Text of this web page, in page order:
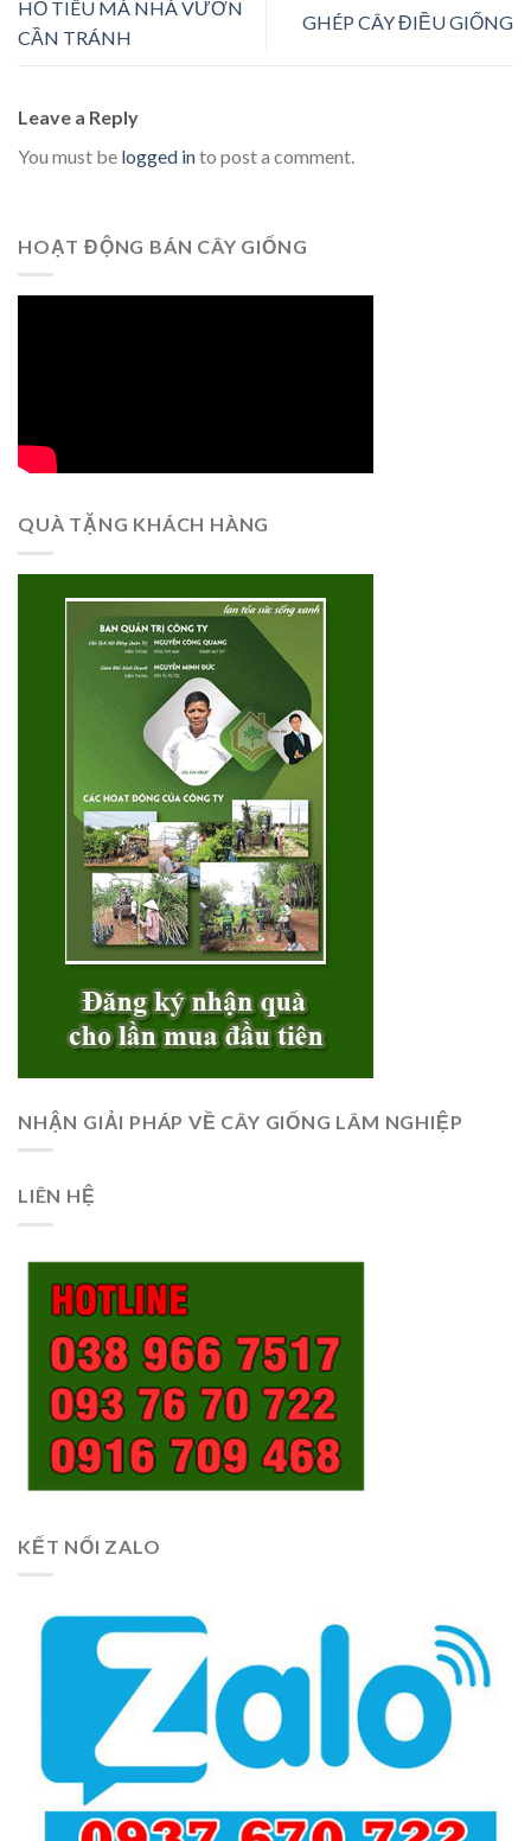
HỒ TIÊU MÀ NHÀ VƯỜN
CẦN TRÁNH
GHÉP CÂY ĐIỀU GIỐNG
Leave a Reply
You must be logged into post a comment.
HOẠT ĐỘNG BÁN CÂY GIỐNG
QUÀ TẶNG KHÁCH HÀNG
NHẬN GIẢI PHÁP VỀ CÂY GIỐNG LÂM NGHIỆP
LIÊN HỆ
KẾT NỐI ZALO